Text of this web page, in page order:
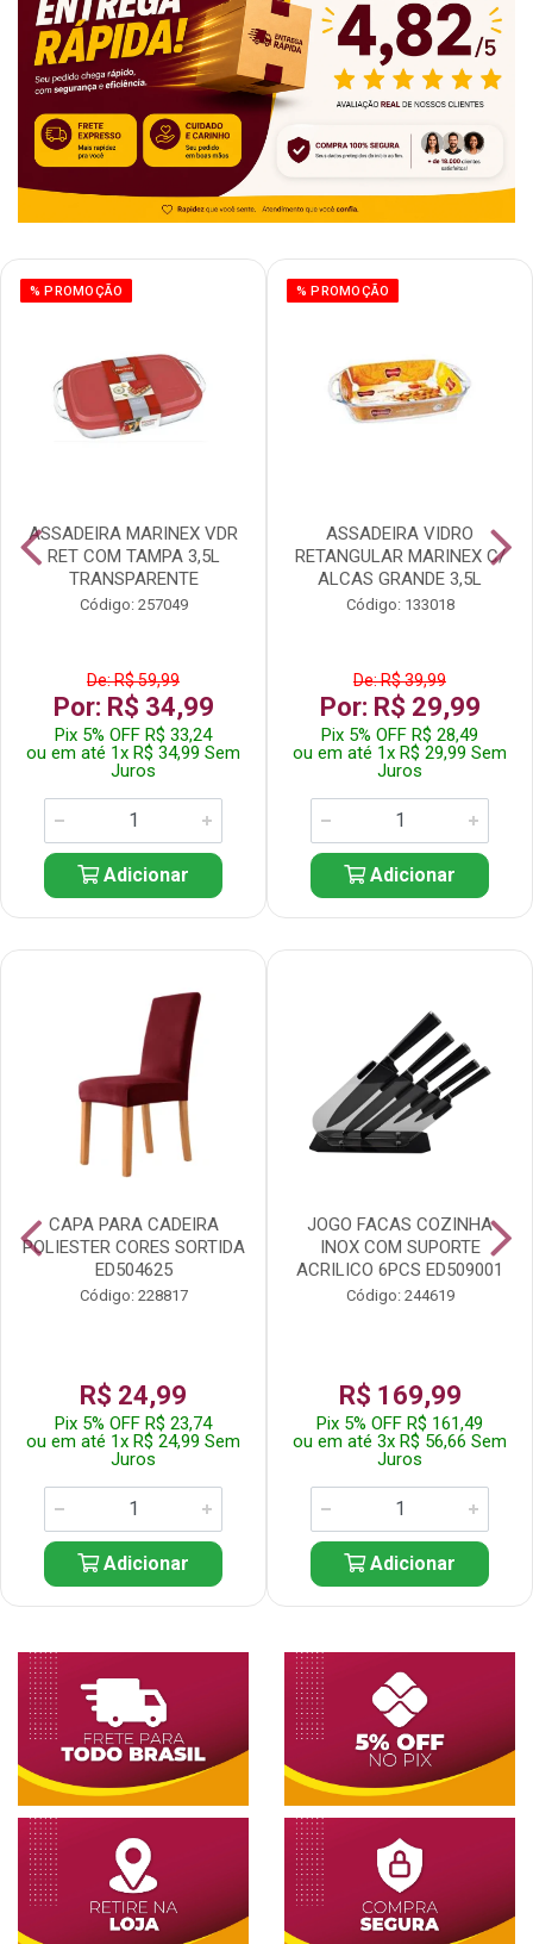
% PROMOÇÃO
ASSADEIRA MARINEX VDR
RET COM TAMPA 3,5L
TRANSPARENTE
Código: 257049
De: R$ 59,99
Por: R$ 34,99
Pix 5% OFF R$ 33,24
ou em até 1x R$ 34,99 Sem
Juros
Adicionar
% PROMOÇÃO
ASSADEIRA VIDRO
RETANGULAR MARINEX C/
ALCAS GRANDE 3,5L
Código: 133018
De: R$ 39,99
Por: R$ 29,99
Pix 5% OFF R$ 28,49
ou em até 1x R$ 29,99 Sem
Juros
Adicionar
CAPA PARA CADEIRA
POLIESTER CORES SORTIDA
ED504625
Código: 228817
R$ 24,99
Pix 5% OFF R$ 23,74
ou em até 1x R$ 24,99 Sem
Juros
Adicionar
JOGO FACAS COZINHA
INOX COM SUPORTE
ACRILICO 6PCS ED509001
Código: 244619
R$ 169,99
Pix 5% OFF R$ 161,49
ou em até 3x R$ 56,66 Sem
Juros
Adicionar